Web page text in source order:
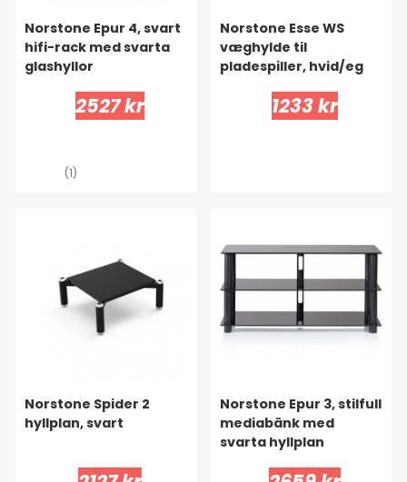
Norstone Epur 4, svart
hifi-rack med svarta
glashyllor
2527 kr
(1)
Norstone Esse WS
væghylde til
pladespiller, hvid/eg
1233 kr
Norstone Spider 2
hyllplan, svart
Norstone Epur 3, stilfull
mediabänk med
svarta hyllplan